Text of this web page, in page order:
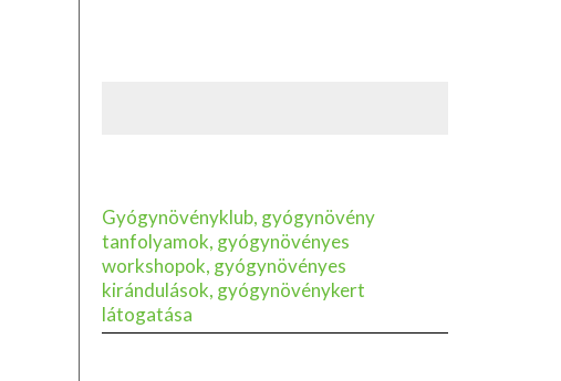
Gyógynövényklub, gyógynövény
tanfolyamok, gyógynövényes
workshopok, gyógynövényes
kirándulások, gyógynövénykert
látogatása